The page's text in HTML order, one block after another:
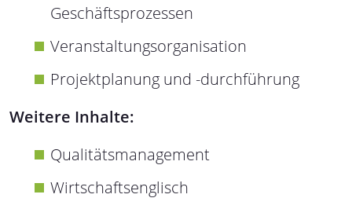
Geschäftsprozessen
Veranstaltungsorganisation
Projektplanung und -durchführung
Weitere Inhalte:
Qualitätsmanagement
Wirtschaftsenglisch